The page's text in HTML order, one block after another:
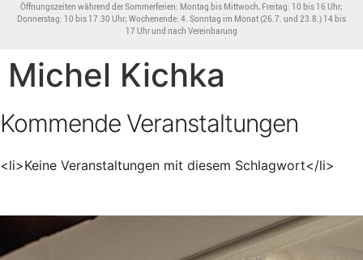
Öffnungszeiten während der Sommerferien: Montag bis Mittwoch, Freitag: 10 bis 16 Uhr;
Donnerstag: 10 bis 17.30 Uhr; Wochenende: 4. Sonntag im Monat (26.7. und 23.8.) 14 bis
17 Uhr und nach Vereinbarung
Michel Kichka
Kommende Veranstaltungen
<li>Keine Veranstaltungen mit diesem Schlagwort</li>